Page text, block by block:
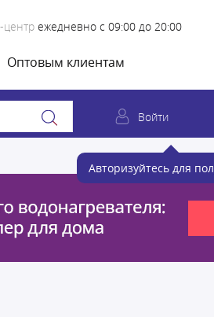
центр ежедневно с 09:00 до 20:00
Оптовым клиентам
Войти
Авторизуйтесь для